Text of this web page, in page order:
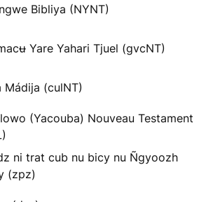
Bibliya (NYNT)
Yare Yahari Tjuel (gvcNT)
Mádija (culNT)
(Yacouba) Nouveau Testament
ni trat cub nu bicy nu Ñgyoozh
(zpz)